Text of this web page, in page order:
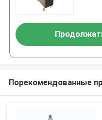
Порекомендованные